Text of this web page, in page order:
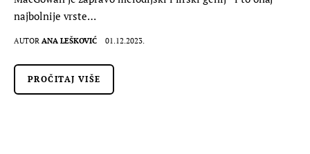
najbolnije vrste…
AUTOR ANA LEŠKOVIĆ 01.12.2023.
PROČITAJ VIŠE